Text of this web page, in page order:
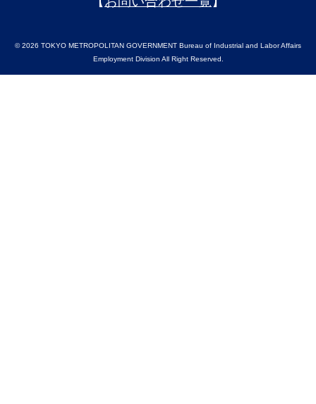
© 2026 TOKYO METROPOLITAN GOVERNMENT Bureau of Industrial and Labor Affairs
Employment Division All Right Reserved.